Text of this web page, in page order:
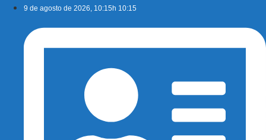
conteúdo
9 de agosto de 2026, 10:15h 10:15